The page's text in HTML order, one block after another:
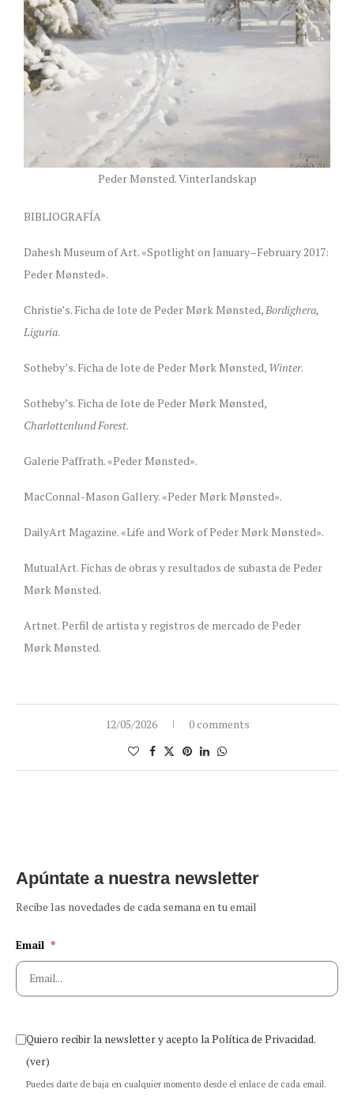
Peder Mønsted. Vinterlandskap
BIBLIOGRAFÍA
Dahesh Museum of Art. «Spotlight on January–February 2017:
Peder Mønsted».
Christie’s. Ficha de lote de Peder Mørk Mønsted,Bordighera,
Liguria.
Sotheby’s. Ficha de lote de Peder Mørk Mønsted, Winter.
Sotheby’s. Ficha de lote de Peder Mørk Mønsted,
Charlottenlund Forest.
Galerie Paffrath. «Peder Mønsted».
MacConnal-Mason Gallery. «Peder Mørk Mønsted».
DailyArt Magazine. «Life and Work of Peder Mørk Mønsted».
MutualArt. Fichas de obras y resultados de subasta de Peder
Mørk Mønsted.
Artnet. Perfil de artista y registros de mercado de Peder
Mørk Mønsted.
12/05/2026 0 comments
Apúntate a nuestra newsletter
Recibe las novedades de cada semana en tu email
Email *
Quiero recibir la newsletter y acepto la Política de Privacidad.
(ver)
Puedes darte de baja en cualquier momento desde el enlace de cada email.